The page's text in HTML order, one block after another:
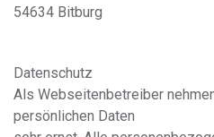
54634 Bitburg
Datenschutz
Als Webseitenbetreiber
persönlichen Daten